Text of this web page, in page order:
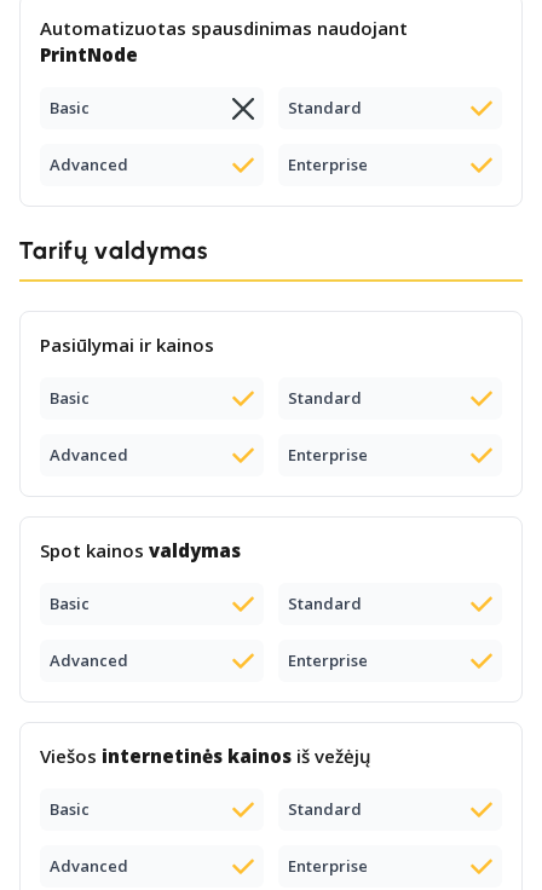
Automatizuotas spausdinimas naudojant
PrintNode
Basic Standard
Advanced Enterprise
Tarifų valdymas
Pasiūlymai ir kainos
Basic Standard
Advanced Enterprise
Spot kainos valdymas
Basic Standard
Advanced Enterprise
Viešos internetinės kainos iš vežėjų
Basic Standard
Advanced Enterprise